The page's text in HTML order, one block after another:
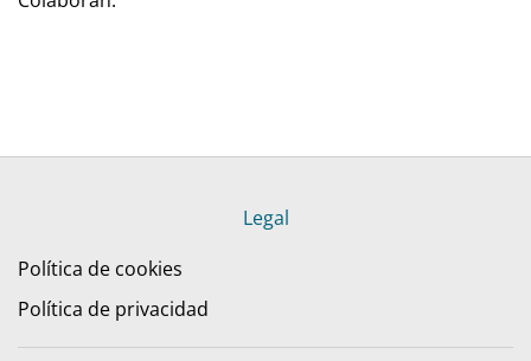
Legal
Política de cookies
Política de privacidad